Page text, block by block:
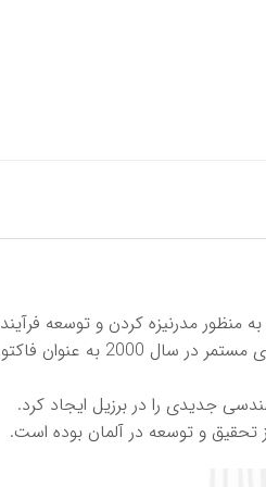
شرکت فرسا تولید کننده انواع بلبرینگ و رولبرینگ در سال 1968 شروع به فعالیت کرد. مشارکت با شرکای جدید در سال 2001 به
ضروری به نظر می رسید که این امر به ساخت یک کارخانه جدید در زاراگوزا ختم شد ،